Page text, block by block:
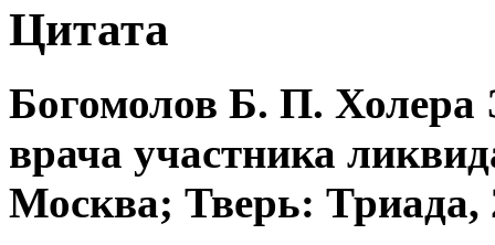
Цитата
Богомолов Б. П. Холера
врача участника
Москва; Тверь: